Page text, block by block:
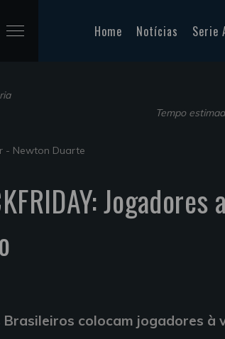
Home Notícias Serie
Tempo
- Newton Duarte
Jogadores
Brasileiros colocam jogadores à